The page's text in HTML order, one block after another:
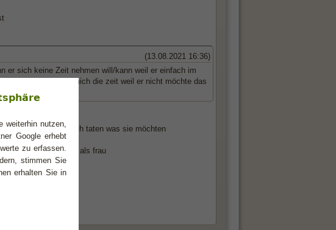
(13.08.2021 16:36)
er sich keine Zeit nehmen will/kann weil er einfach im
er nimmt sich für mich die zeit weil er nicht möchte das
vergangen
mMn eher durch taten was sie möchten
das sage ich als frau
weiterhin nutzen,
Google erhebt
zu erfassen.
stimmen Sie
erhalten Sie in